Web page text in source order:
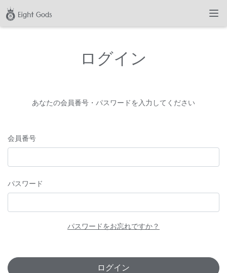
ログイン
あなたの会員番号・パスワードを入力してください
会員番号
パスワード
パスワードをお忘れですか？
ログイン